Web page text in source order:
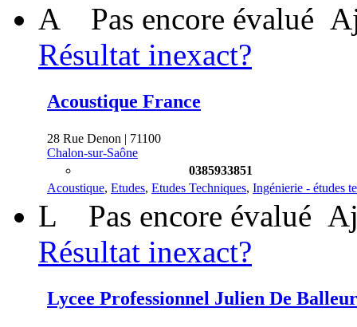
A Pas encore évalué
Résultat inexact?
Acoustique France
28 Rue Denon | 71100
Chalon-sur-Saône
0385933851
Acoustique, Etudes, Etudes Techniques, Ingénierie - études
L Pas encore évalué
Résultat inexact?
Lycee Professionnel Julien De